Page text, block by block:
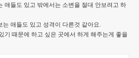
애들도 있고 밖에서는 소변을 절대 안보려고 하
는 애들도 있고 성격이 다른것 같아요.
기 때문에 하고 싶은 곳에서 하게 해주는게 좋을